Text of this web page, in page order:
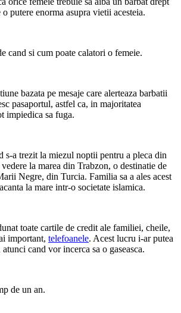
o putere enorma asupra vietii acesteia.
cand si cum poate calatori o femeie.
bazata pe mesaje care alerteaza barbatii
pasaportul, astfel ca, in majoritatea
impiedica sa fuga.
s-a trezit la miezul noptii pentru a pleca din
la marea din Trabzon, o destinatie de
Negre, din Turcia. Familia sa a ales acest
la mare intr-o societate islamica.
toate cartile de credit ale familiei, cheile,
important, telefoanele. Acest lucru i-ar putea
cand vor incerca sa o gaseasca.
de un an.